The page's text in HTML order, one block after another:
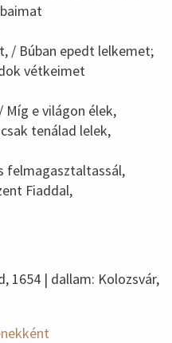
/ Búban epedt lelkemet;
vétkeimet
Míg e világon élek,
tenálad lelek,
felmagasztaltassál,
Fiaddal,
1654 | dallam: Kolozsvár,